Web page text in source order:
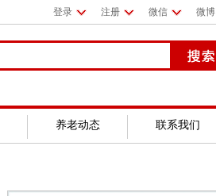
微博
微信
注册
登录
养老动态 联系我们